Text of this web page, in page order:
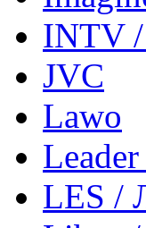
INTV
JVC
Lawo
LES /